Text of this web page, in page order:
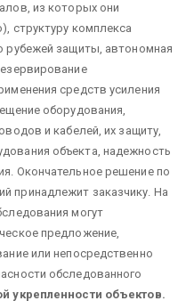
из которых они
структуру комплекса
рубежей защиты, автономная
средств усиления
оборудования,
и кабелей, их защиту,
объекта, надежность
Окончательное решение по
принадлежит заказчику. На
могут
предложение,
или непосредственно
обследованного
укрепленности объектов.